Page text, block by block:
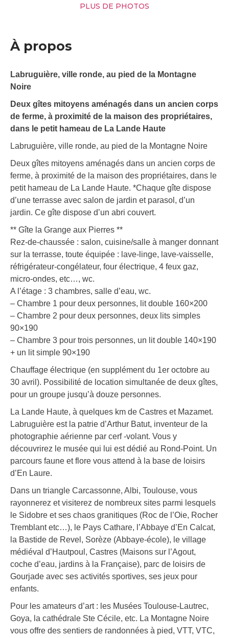
PLUS DE PHOTOS
À propos
Labruguière, ville ronde, au pied de la Montagne
Noire
Deux gîtes mitoyens aménagés dans un ancien corps
de ferme, à proximité de la maison des propriétaires,
dans le petit hameau de La Lande Haute
Labruguière, ville ronde, au pied de la Montagne Noire
Deux gîtes mitoyens aménagés dans un ancien corps de
ferme, à proximité de la maison des propriétaires, dans le
petit hameau de La Lande Haute. *Chaque gîte dispose
d’une terrasse avec salon de jardin et parasol, d’un
jardin. Ce gîte dispose d’un abri couvert.
** Gîte la Grange aux Pierres **
Rez-de-chaussée : salon, cuisine/salle à manger donnant
sur la terrasse, toute équipée : lave-linge, lave-vaisselle,
réfrigérateur-congélateur, four électrique, 4 feux gaz,
micro-ondes, etc…, wc.
A l’étage : 3 chambres, salle d’eau, wc.
– Chambre 1 pour deux personnes, lit double 160×200
– Chambre 2 pour deux personnes, deux lits simples
90×190
– Chambre 3 pour trois personnes, un lit double 140×190
+ un lit simple 90×190
Chauffage électrique (en supplément du 1er octobre au
30 avril). Possibilité de location simultanée de deux gîtes,
pour un groupe jusqu’à douze personnes.
La Lande Haute, à quelques km de Castres et Mazamet.
Labruguière est la patrie d’Arthur Batut, inventeur de la
photographie aérienne par cerf -volant. Vous y
découvrirez le musée qui lui est dédié au Rond-Point. Un
parcours faune et flore vous attend à la base de loisirs
d’En Laure.
Dans un triangle Carcassonne, Albi, Toulouse, vous
rayonnerez et visiterez de nombreux sites parmi lesquels
le Sidobre et ses chaos granitiques (Roc de l’Oie, Rocher
Tremblant etc…), le Pays Cathare, l’Abbaye d’En Calcat,
la Bastide de Revel, Sorèze (Abbaye-école), le village
médiéval d’Hautpoul, Castres (Maisons sur l’Agout,
coche d’eau, jardins à la Française), parc de loisirs de
Gourjade avec ses activités sportives, ses jeux pour
enfants.
Pour les amateurs d’art : les Musées Toulouse-Lautrec,
Goya, la cathédrale Ste Cécile, etc. La Montagne Noire
vous offre des sentiers de randonnées à pied, VTT, VTC,